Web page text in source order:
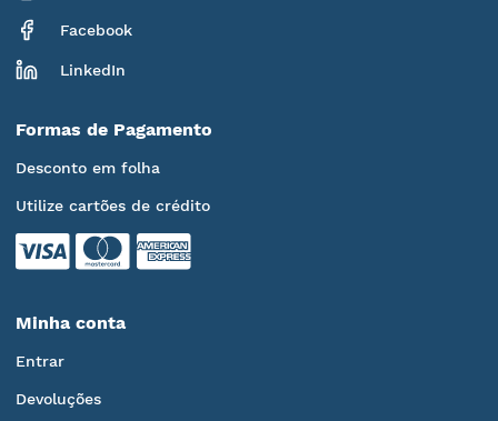
Facebook
LinkedIn
Formas de Pagamento
Desconto em folha
Utilize cartões de crédito
Minha conta
Entrar
Devoluções